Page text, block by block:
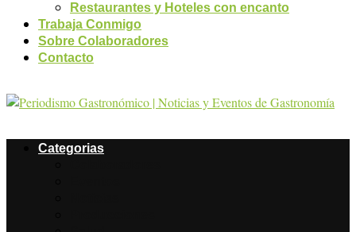
Restaurantes y Hoteles con encanto
Trabaja Conmigo
Sobre Colaboradores
Contacto
Categorias